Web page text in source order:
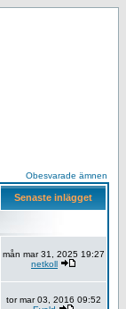
Obesvarade ämnen
Senaste inlägget
mån mar 31, 2025 19:27
netkoll
tor mar 03, 2016 09:52